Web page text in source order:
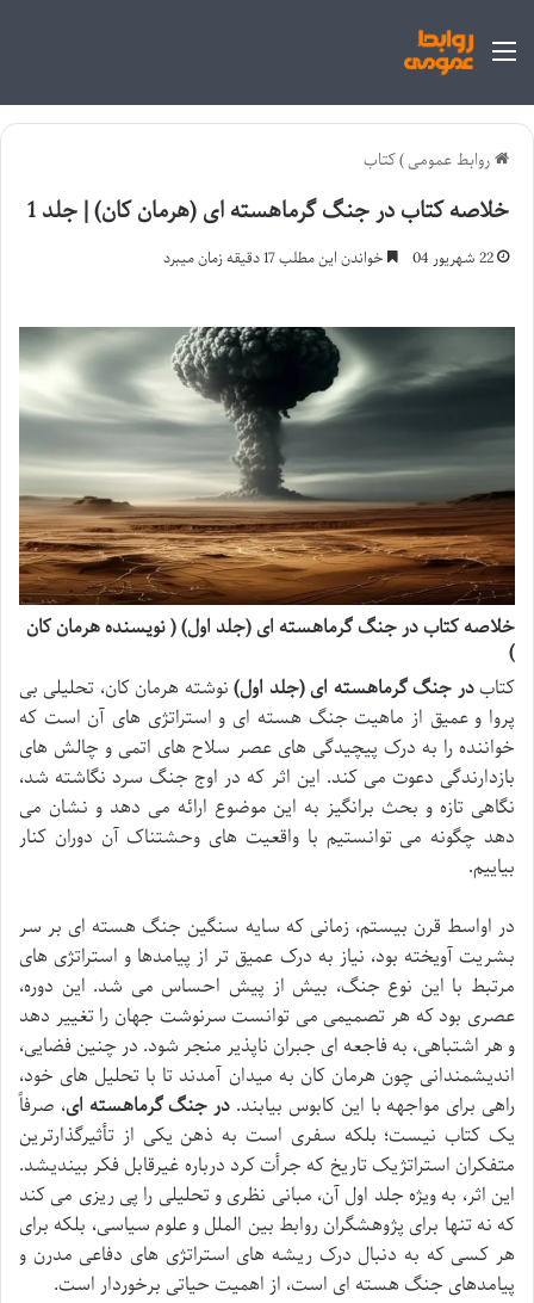
منو
روابط عمومی)کتاب
خلاصه کتاب در جنگ گرماهسته ای (هرمان کان) | جلد 1
22 شهریور 04 خواندن این مطلب 17 دقیقه زمان میبرد
خلاصه کتاب در جنگ گرماهسته ای (جلد اول) ( نویسنده هرمان کان
)
کتابدر جنگ گرماهسته ای (جلد اول)نوشته هرمان کان، تحلیلی بی
پروا و عمیق از ماهیت جنگ هسته ای و استراتژی های آن است که
خواننده را به درک پیچیدگی های عصر سلاح های اتمی و چالش های
بازدارندگی دعوت می کند. این اثر که در اوج جنگ سرد نگاشته شد،
نگاهی تازه و بحث برانگیز به این موضوع ارائه می دهد و نشان می
دهد چگونه می توانستیم با واقعیت های وحشتناک آن دوران کنار
بیاییم.
در اواسط قرن بیستم، زمانی که سایه سنگین جنگ هسته ای بر سر
بشریت آویخته بود، نیاز به درک عمیق تر از پیامدها و استراتژی های
مرتبط با این نوع جنگ، بیش از پیش احساس می شد. این دوره،
عصری بود که هر تصمیمی می توانست سرنوشت جهان را تغییر دهد
و هر اشتباهی، به فاجعه ای جبران ناپذیر منجر شود. در چنین فضایی،
اندیشمندانی چون هرمان کان به میدان آمدند تا با تحلیل های خود،
راهی برای مواجهه با این کابوس بیابند. در جنگ گرماهسته ای، صرفاً
یک کتاب نیست؛ بلکه سفری است به ذهن یکی از تأثیرگذارترین
متفکران استراتژیک تاریخ که جرأت کرد درباره غیرقابل فکر بیندیشد.
این اثر، به ویژه جلد اول آن، مبانی نظری و تحلیلی را پی ریزی می کند
که نه تنها برای پژوهشگران روابط بین الملل و علوم سیاسی، بلکه برای
هر کسی که به دنبال درک ریشه های استراتژی های دفاعی مدرن و
پیامدهای جنگ هسته ای است، از اهمیت حیاتی برخوردار است.